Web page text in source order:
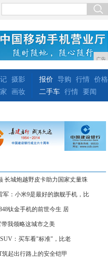
广告
摄影
画妆
报价 导购 行情 价格
二手车 行情 要闻
长城炮越野皮卡助力国家丈量珠
军：小米9是最好的旗舰手机，比
钛金手机的前世今生 居
带我领略这城市之美
：买车看"标准"，比老
筑起出行路上的安全铠甲